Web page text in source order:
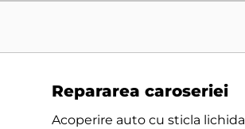
Repararea caroseriei
Acoperire auto cu sticla lichida